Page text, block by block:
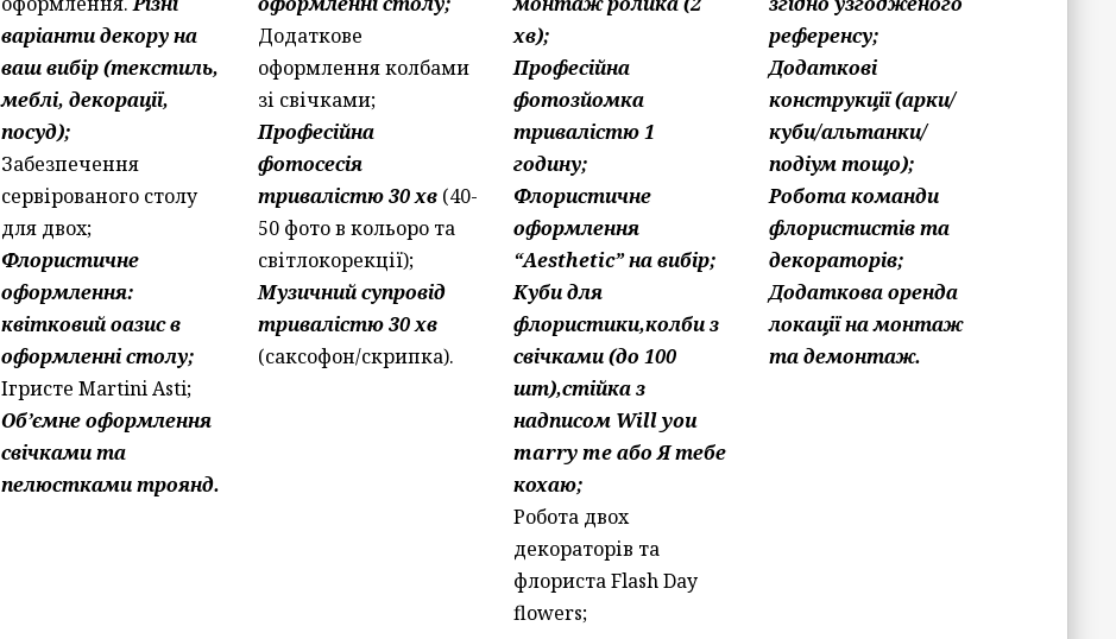
варіанти декору на
ваш вибір (текстиль,
меблі, декорації,
посуд);
Забезпечення
сервірованого столу
для двох;
Флористичне
оформлення:
квітковий оазис в
оформленні столу;
Ігристе Martini Asti;
Об’ємне оформлення
свічками та
пелюстками троянд.
Додаткове
оформлення колбами
зі свічками;
Професійна
фотосесія
тривалістю 30 хв (40-
50 фото в кольоро та
світлокорекції);
Музичний супровід
тривалістю 30 хв
(саксофон/скрипка).
хв);
Професійна
фотозйомка
тривалістю 1
годину;
Флористичне
оформлення
“Aesthetic” на вибір;
Куби для
флористики,колби з
свічками (до 100
шт),стійка з
надписом Will you
marry me або Я тебе
кохаю;
Робота двох
декораторів та
флориста Flash Day
flowers;
референсу;
Додаткові
конструкції (арки/
куби/альтанки/
подіум тощо);
Робота команди
флористистів та
декораторів;
Додаткова оренда
локації на монтаж
та демонтаж.